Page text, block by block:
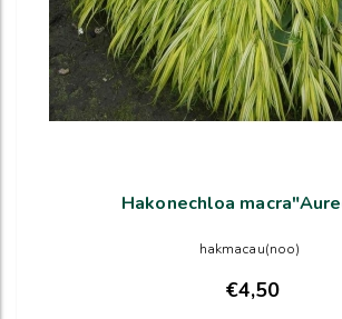
Hakonechloa
hakmacau(noo)
€4,50